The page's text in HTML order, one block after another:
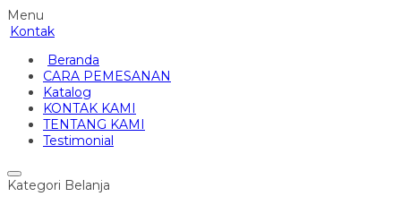
Menu
Kontak
Beranda
CARA PEMESANAN
Katalog
KONTAK KAMI
TENTANG KAMI
Testimonial
Kategori Belanja